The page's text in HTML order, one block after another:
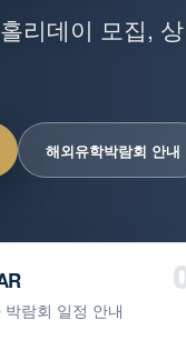
리데이 모집,
해외유학박람회 안내
박람회 일정 안내